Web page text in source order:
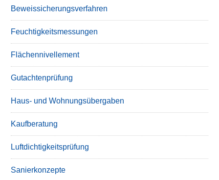
Beweissicherungsverfahren
Feuchtigkeitsmessungen
Flächennivellement
Gutachtenprüfung
Haus- und Wohnungsübergaben
Kaufberatung
Luftdichtigkeitsprüfung
Sanierkonzepte